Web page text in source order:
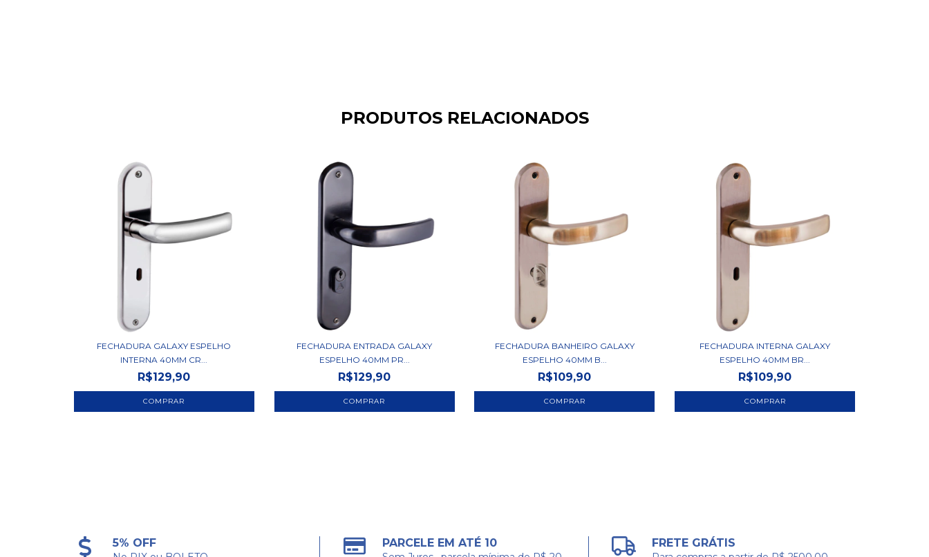
PRODUTOS RELACIONADOS
FECHADURA GALAXY ESPELHO
INTERNA 40MM CR...
R$129,90
FECHADURA ENTRADA GALAXY
ESPELHO 40MM PR...
R$129,90
FECHADURA BANHEIRO GALAXY
ESPELHO 40MM B...
R$109,90
FECHADURA INTERNA GALAXY
ESPELHO 40MM BR...
R$109,90
5% OFF PARCELE EM ATÉ 10 FRETE GRÁTIS